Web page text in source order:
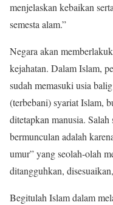
menjelaskan kebaikan
semesta alam.”
Negara akan
kejahatan. Dalam Islam,
sudah memasuki usia
(terbebani) syariat Islam,
ditetapkan manusia.
bermunculan adalah
umur” yang seolah-olah
ditangguhkan,
Begitulah Islam dalam